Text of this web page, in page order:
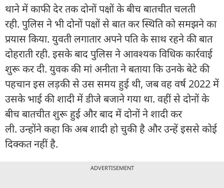
थाने में काफी देर तक दोनों पक्षों के बीच बातचीत चलती
रही. पुलिस ने भी दोनों पक्षों से बात कर स्थिति को समझने का
प्रयास किया. युवती लगातार अपने पति के साथ रहने की बात
दोहराती रही. इसके बाद पुलिस ने आवश्यक विधिक कार्रवाई
शुरू कर दी. युवक की मां अनीता ने बताया कि उनके बेटे की
पहचान इस लड़की से उस समय हुई थी, जब वह वर्ष 2022 में
उसके भाई की शादी में डीजे बजाने गया था. वहीं से दोनों के
बीच बातचीत शुरू हुई और बाद में दोनों ने शादी कर
ली. उन्होंने कहा कि अब शादी हो चुकी है और उन्हें इससे कोई
दिक्कत नहीं है.
ADVERTISEMENT